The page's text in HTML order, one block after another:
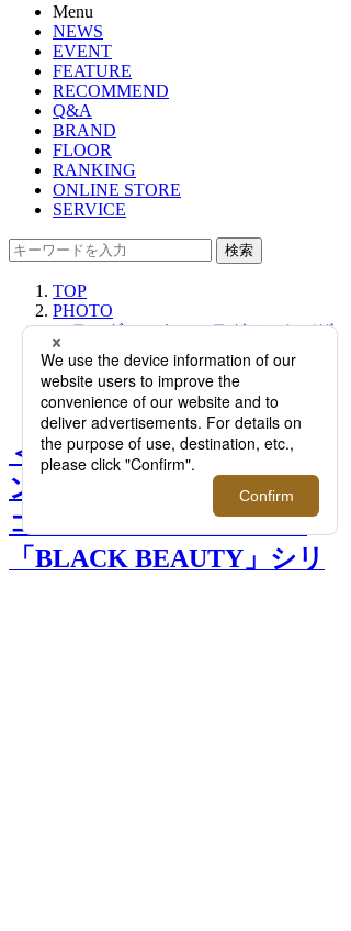
Menu
NEWS
EVENT
FEATURE
RECOMMEND
Q&A
BRAND
FLOOR
RANKING
ONLINE STORE
SERVICE
検索
TOP
PHOTO
＜ラミダス＞｜＜フラグメントデザ
イン＞監修によるコラボアイテムも
発売、「BLACK BEAUTY」シリー
ズ最新作が登場。
＜ラミダス＞｜＜フラグメ
ントデザイン＞監修による
コラボアイテムも発売、
「BLACK BEAUTY」シリ